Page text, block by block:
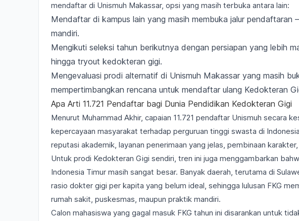
mendaftar di Unismuh Makassar, opsi yang masih terbuka antara lain:
Mendaftar di kampus lain yang masih membuka jalur pendaftaran
mandiri.
Mengikuti seleksi tahun berikutnya dengan persiapan yang lebih
hingga tryout kedokteran gigi.
Mengevaluasi prodi alternatif di Unismuh Makassar yang masih
mempertimbangkan rencana untuk mendaftar ulang Kedokteran
Apa Arti 11.721 Pendaftar bagi Dunia Pendidikan Kedokteran Gigi
Menurut Muhammad Akhir, capaian 11.721 pendaftar Unismuh secara
kepercayaan masyarakat terhadap perguruan tinggi swasta di
reputasi akademik, layanan penerimaan yang jelas, pembinaan
Untuk prodi Kedokteran Gigi sendiri, tren ini juga menggambarkan
Indonesia Timur masih sangat besar. Banyak daerah, terutama di
rasio dokter gigi per kapita yang belum ideal, sehingga lulusan FKG
rumah sakit, puskesmas, maupun praktik mandiri.
Calon mahasiswa yang gagal masuk FKG tahun ini disarankan untuk